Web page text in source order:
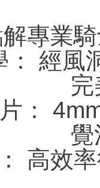
專業
： 經風
：
覺
高效